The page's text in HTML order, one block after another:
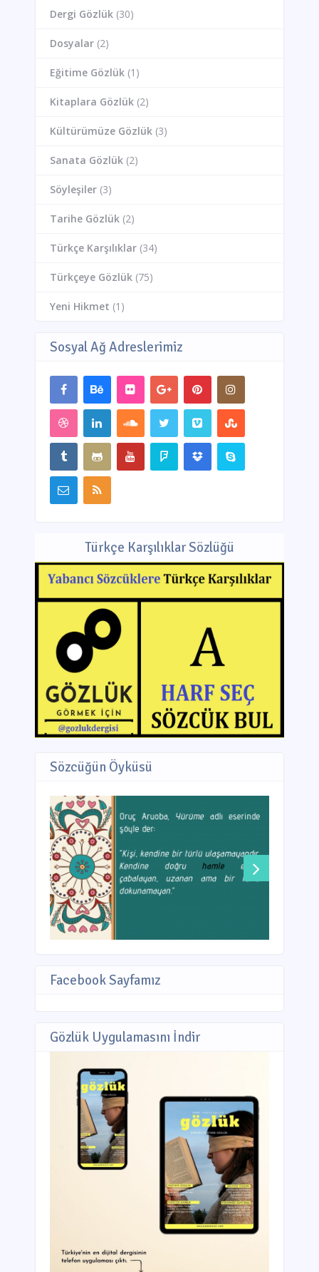
Dergi Gözlük(30)
Dosyalar(2)
Eğitime Gözlük(1)
Kitaplara Gözlük(2)
Kültürümüze Gözlük(3)
Sanata Gözlük(2)
Söyleşiler(3)
Tarihe Gözlük(2)
Türkçe Karşılıklar(34)
Türkçeye Gözlük(75)
Yeni Hikmet (1)
Sosyal Ağ Adreslerimiz
Türkçe Karşılıklar Sözlüğü
Sözcüğün Öyküsü
Facebook Sayfamız
Gözlük Uygulamasını İndir